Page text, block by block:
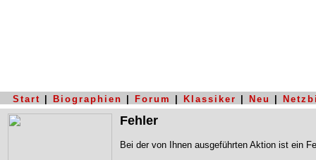
Start Biographien Forum Klassiker Neu
Fehler
Bei der von Ihnen ausgeführten Aktion ist ein